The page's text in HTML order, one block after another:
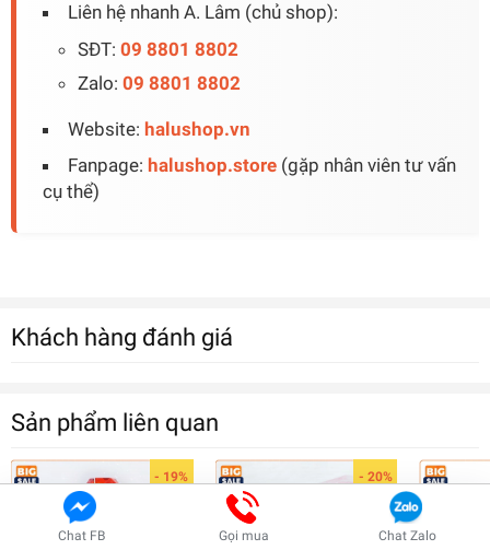
đã đủ thơm cả ngày rồi.
Liên hệ nhanh A. Lâm (chủ shop):
SĐT: 09 8801 8802
Zalo: 09 8801 8802
Website: halushop.vn
Fanpage: halushop.store (gặp nhân viên tư vấn
cụ thể)
Khách hàng đánh giá
Sản phẩm liên quan
- 19% - 20%
Chat FB Gọi mua Chat Zalo
Nước hoa Charme AC chính hãng, hình túi xách
undefined
Tiến Hành Thanh Toán
Giỏ hàng